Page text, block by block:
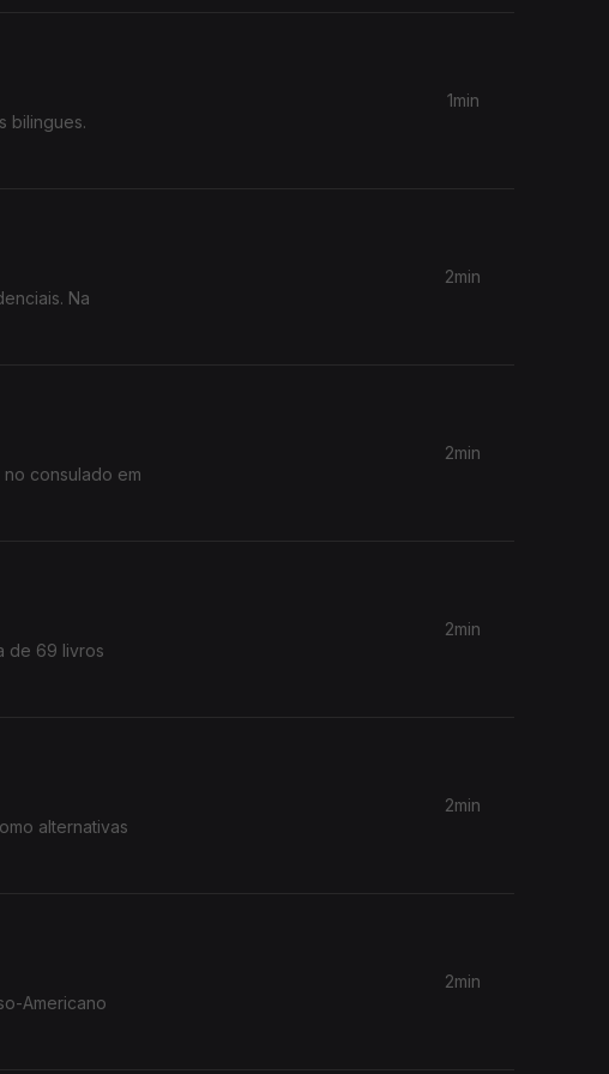
bilingues.
1min
Na
2min
consulado em
2min
2min
alternativas
2min
Americano
2min